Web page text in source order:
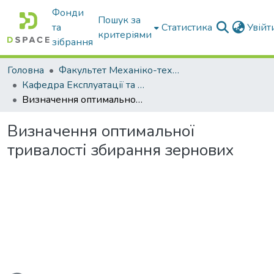
Фонди
та
зібрання
Пошук за
критеріями
Статистика
Головна
Факультет Механіко-технологічний
Кафедра Експлуатації та технічного сервісу машин
Визначення оптимальної тривалості збирання зернових
Визначення оптимальної
тривалості збирання зернових